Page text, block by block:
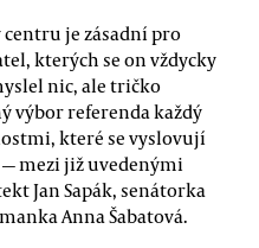
centru je zásadní pro
kterých se on vždycky
nic, ale tričko
výbor referenda každý
které se vyslovují
mezi již uvedenými
Jan Sapák, senátorka
Anna Šabatová.